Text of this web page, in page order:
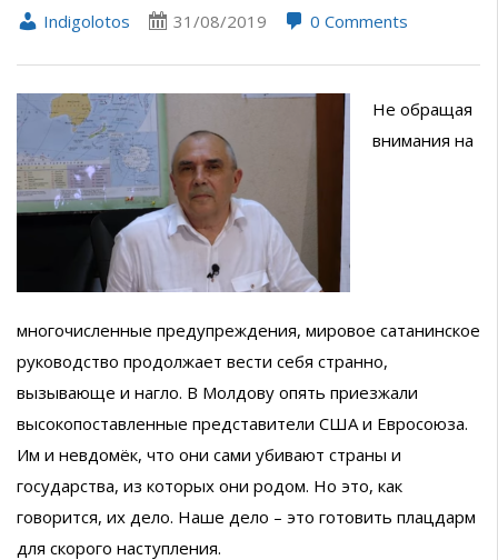
Indigolotos 31/08/2019 0 Comments
Не обращая
внимания на
многочисленные предупреждения, мировое сатанинское
руководство продолжает вести себя странно,
вызывающе и нагло. В Молдову опять приезжали
высокопоставленные представители США и Евросоюза.
Им и невдомёк, что они сами убивают страны и
государства, из которых они родом. Но это, как
говорится, их дело. Наше дело – это готовить плацдарм
для скорого наступления.